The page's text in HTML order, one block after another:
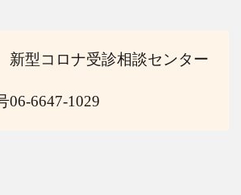
型コロナ受診相談センター
06-6647-1029